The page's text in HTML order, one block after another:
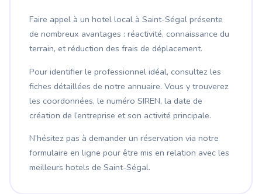
Faire appel à un hotel local à Saint-Ségal présente
de nombreux avantages : réactivité, connaissance du
terrain, et réduction des frais de déplacement.
Pour identifier le professionnel idéal, consultez les
fiches détaillées de notre annuaire. Vous y trouverez
les coordonnées, le numéro SIREN, la date de
création de l’entreprise et son activité principale.
N’hésitez pas à demander un réservation via notre
formulaire en ligne pour être mis en relation avec les
meilleurs hotels de Saint-Ségal.